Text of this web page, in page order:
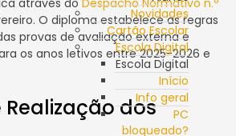
Novidades
Cartão Escolar
Escola Digital
Escola Digital
Início
Info geral
PC
bloqueado?
através doDespacho Normativo n.º
O diploma estabelece as regras
provas de avaliação externa e
os anos letivos entre 2025-2026 e
Realização dos